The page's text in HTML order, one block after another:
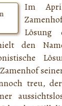
Im
Lösung
den
treu,